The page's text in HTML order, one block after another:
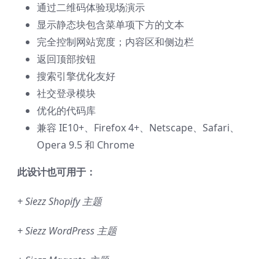
通过二维码体验现场演示
显示静态块包含菜单项下方的文本
完全控制网站宽度；内容区和侧边栏
返回顶部按钮
搜索引擎优化友好
社交登录模块
优化的代码库
兼容 IE10+、Firefox 4+、Netscape、Safari、
Opera 9.5 和 Chrome
此设计也可用于：
+ Siezz Shopify 主题
+ Siezz WordPress 主题